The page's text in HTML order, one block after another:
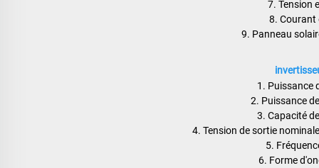
7. Tension
8. Courant
9. Panneau
1. Puissance
2. Puissance
3. Capacité
4. Tension de sortie
5.
6. Forme